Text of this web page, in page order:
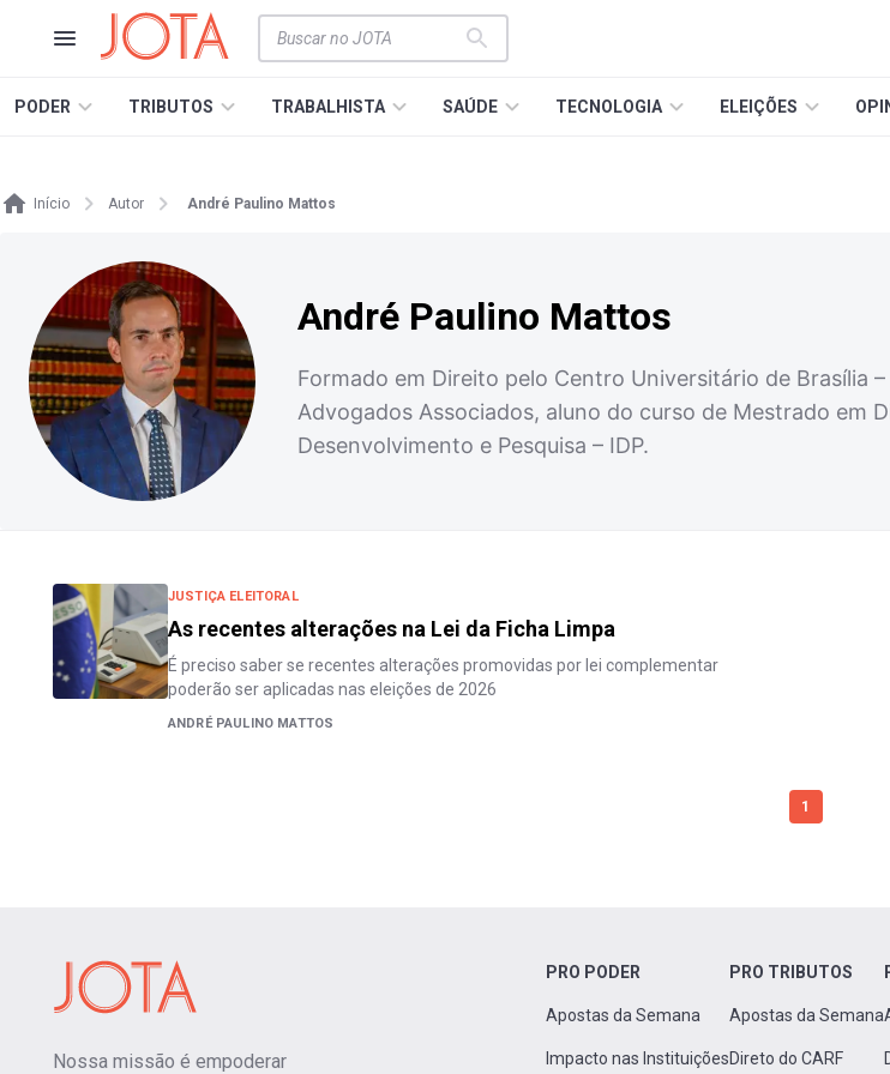
PODER TRIBUTOS TRABALHISTA SAÚDE TECNOLOGIA ELEIÇÕES
Início Autor André Paulino Mattos
André Paulino Mattos
Formado em Direito pelo Centro Universitário de Brasília
Advogados Associados, aluno do curso de Mestrado em
Desenvolvimento e Pesquisa – IDP.
JUSTIÇA ELEITORAL
As recentes alterações na Lei da Ficha Limpa
É preciso saber se recentes alterações promovidas por lei complementar
poderão ser aplicadas nas eleições de 2026
ANDRÉ PAULINO MATTOS
1
Nossa missão é empoderar
PRO PODER
Apostas da Semana
Impacto nas Instituições
PRO TRIBUTOS
Apostas da Semana
Direto do CARF